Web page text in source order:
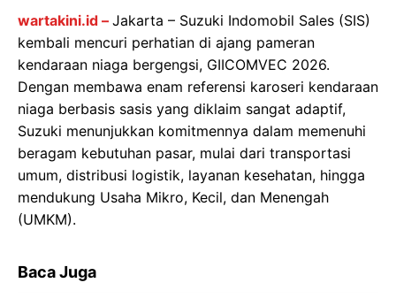
wartakini.id – Jakarta – Suzuki Indomobil Sales (SIS)
kembali mencuri perhatian di ajang pameran
kendaraan niaga bergengsi, GIICOMVEC 2026.
Dengan membawa enam referensi karoseri kendaraan
niaga berbasis sasis yang diklaim sangat adaptif,
Suzuki menunjukkan komitmennya dalam memenuhi
beragam kebutuhan pasar, mulai dari transportasi
umum, distribusi logistik, layanan kesehatan, hingga
mendukung Usaha Mikro, Kecil, dan Menengah
(UMKM).
Baca Juga